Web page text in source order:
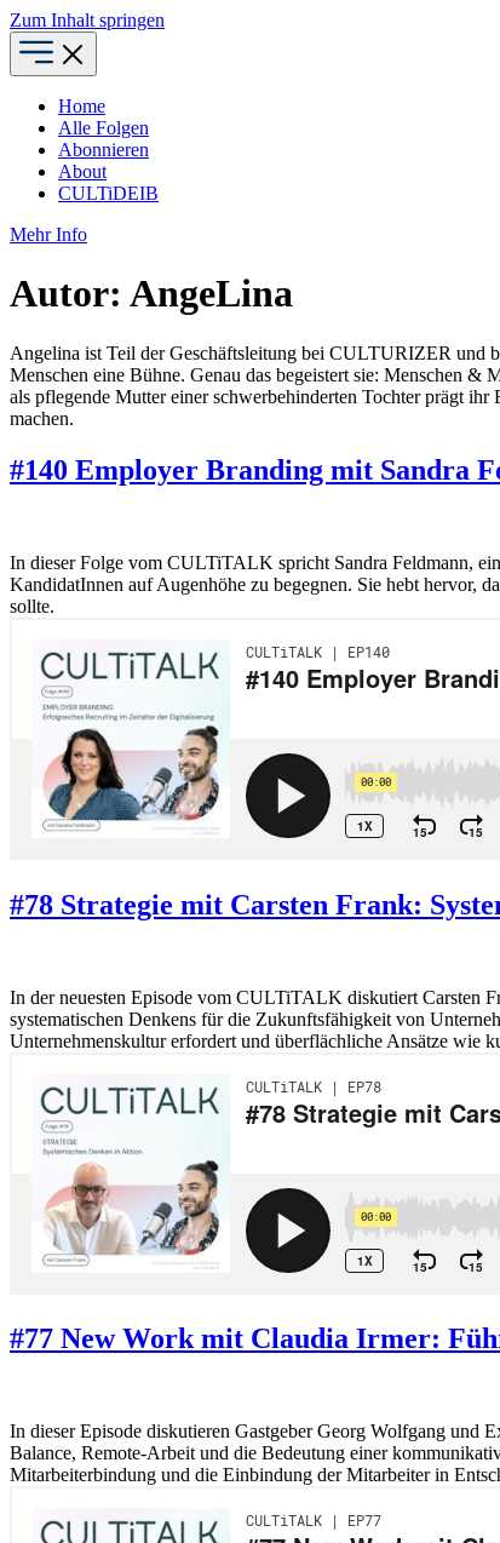
Zum Inhalt springen
Home
Alle Folgen
Abonnieren
About
CULTiDEIB
Mehr Info
Autor: AngeLina
Angelina ist Teil der Geschäftsleitung bei CULTURIZER und
Menschen eine Bühne. Genau das begeistert sie: Menschen
als pflegende Mutter einer schwerbehinderten Tochter prägt
machen.
#140 Employer Branding mit Sandra
In dieser Folge vom CULTiTALK spricht Sandra Feldmann,
KandidatInnen auf Augenhöhe zu begegnen. Sie hebt hervor,
sollte.
#78 Strategie mit Carsten Frank:
In der neuesten Episode vom CULTiTALK diskutiert Carsten
systematischen Denkens für die Zukunftsfähigkeit von
Unternehmenskultur erfordert und überflächliche Ansätze wie
#77 New Work mit Claudia Irmer:
In dieser Episode diskutieren Gastgeber Georg Wolfgang und
Balance, Remote-Arbeit und die Bedeutung einer
Mitarbeiterbindung und die Einbindung der Mitarbeiter in